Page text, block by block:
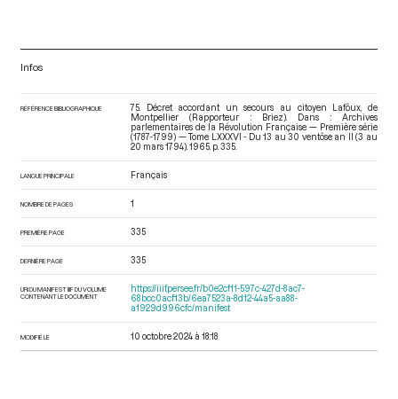
Infos
RÉFÉRENCE BIBLIOGRAPHIQUE
75. Décret accordant un secours au citoyen Lafôux, de
Montpellier (Rapporteur : Briez). Dans : Archives
parlementaires de la Révolution Française — Première série
(1787-1799) — Tome LXXXVI - Du 13 au 30 ventôse an II (3 au
20 mars 1794) . 1965. p. 335.
LANGUE PRINCIPALE Français
NOMBRE DE PAGES 1
PREMIÈRE PAGE 335
DERNIÈRE PAGE 335
URI DU MANIFEST IIIF DU VOLUME
CONTENANT LE DOCUMENT
https://iiif.persee.fr/b0e2cf11-597c-427d-8ac7-
68bcc0acf13b/6ea7523a-8d12-44a5-aa88-
a1929d996cfc/manifest
MODIFIÉ LE 10 octobre 2024 à 18:18